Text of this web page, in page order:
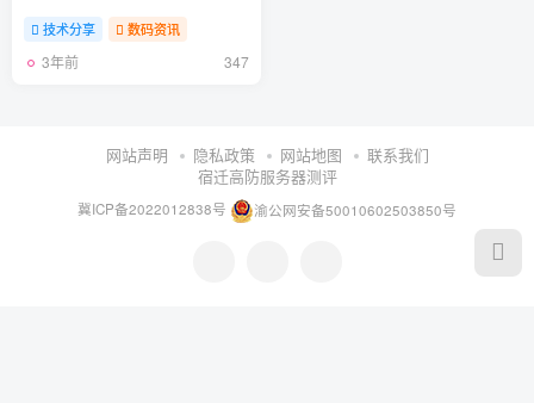
技术分享 数码资讯
3年前 347
网站声明 隐私政策 网站地图
联系我们
宿迁高防服务器测评
冀ICP备2022012838号 渝公网安备50010602503850号